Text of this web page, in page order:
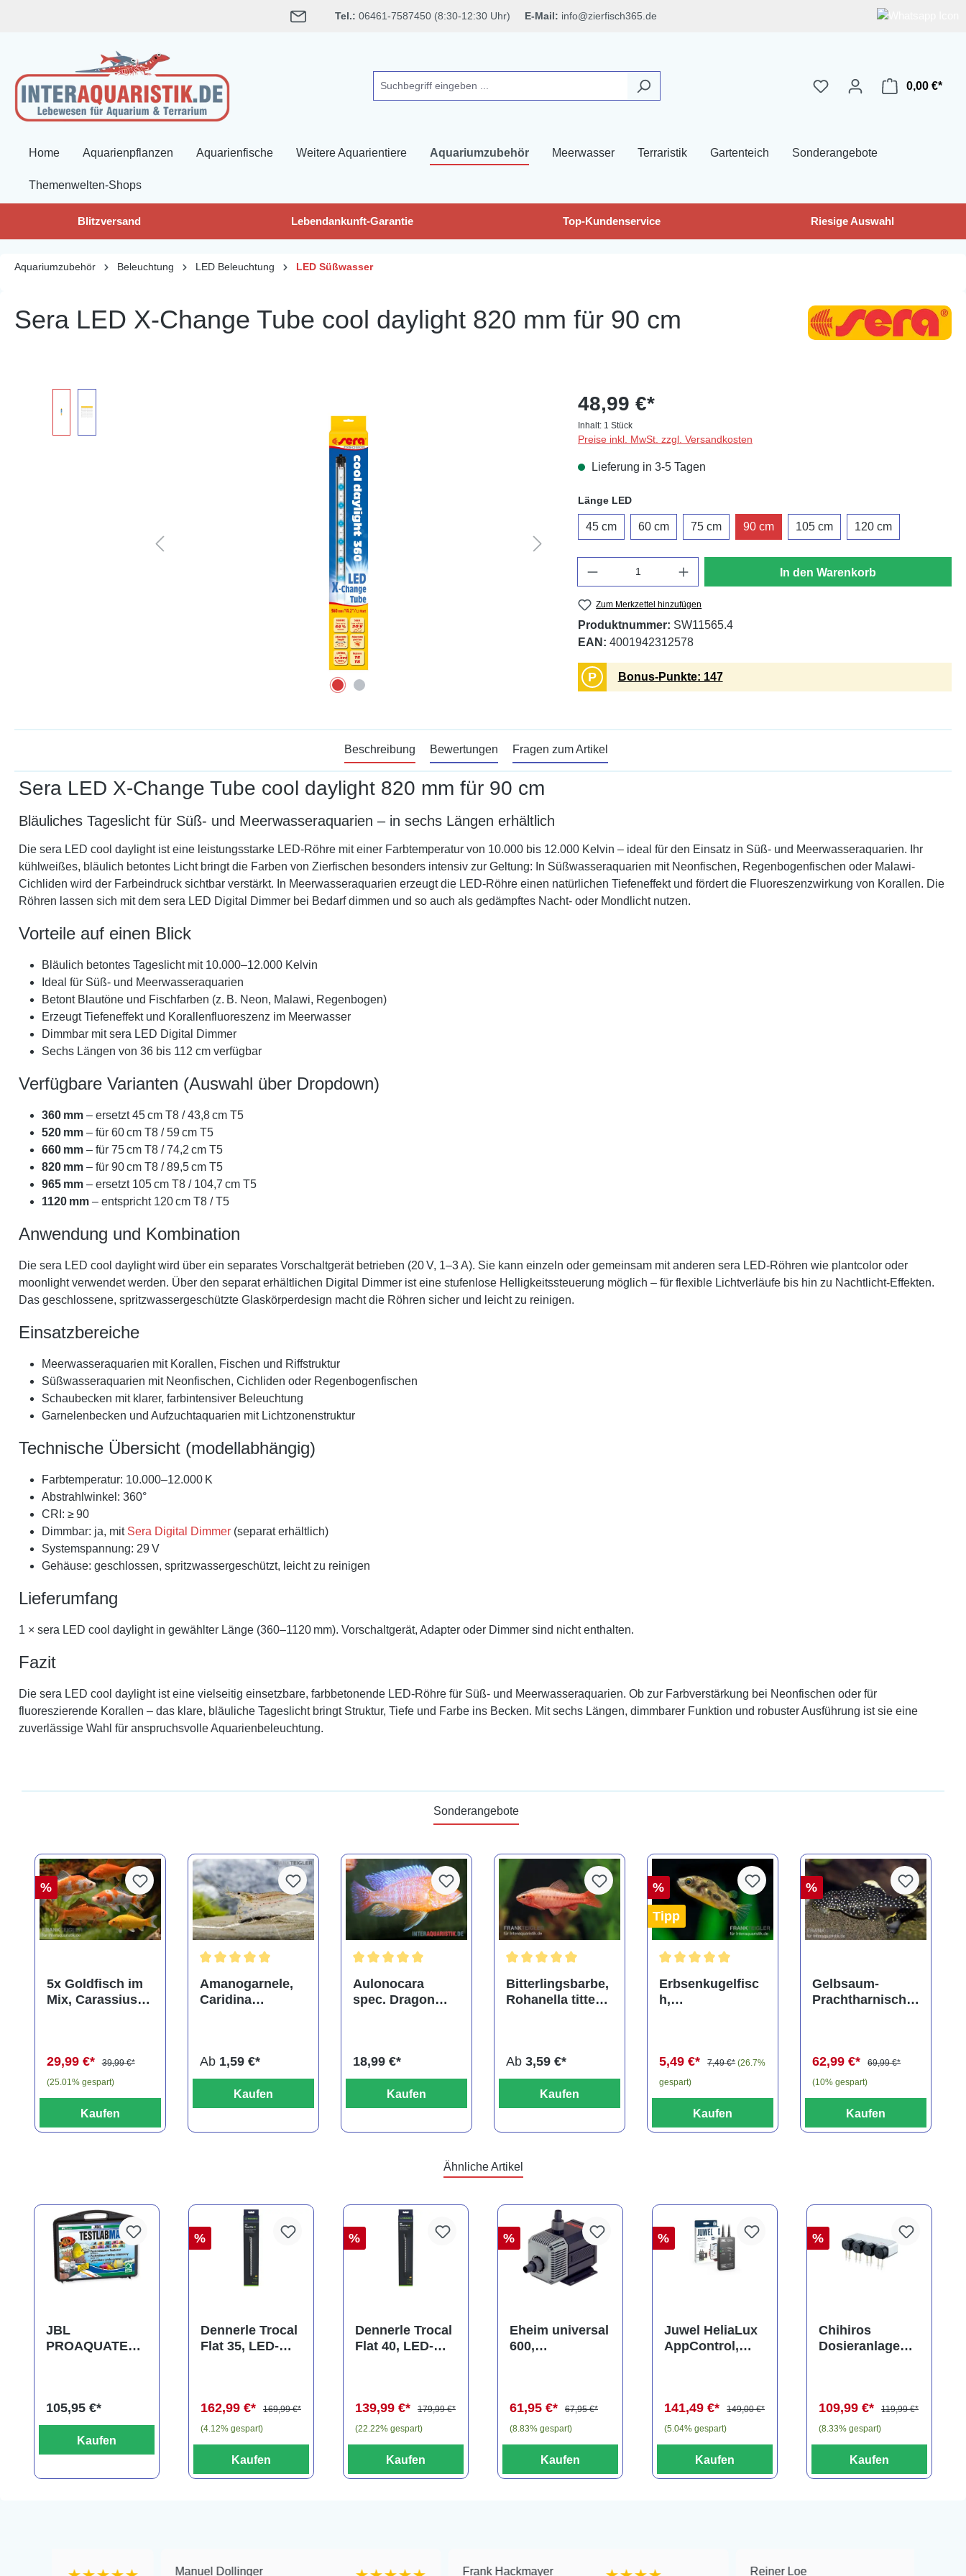
Tel.: 06461-7587450 (8:30-12:30 Uhr) E-Mail: info@zierfisch365.de
0,00 €*
Home Aquarienpflanzen Aquarienfische Weitere Aquarientiere Aquariumzubehör Meerwasser Terraristik Gartenteich Sonderangebote
Themenwelten-Shops
Blitzversand Lebendankunft-Garantie Top-Kundenservice Riesige Auswahl
Aquariumzubehör Beleuchtung LED Beleuchtung LED Süßwasser
Sera LED X-Change Tube cool daylight 820 mm für 90 cm
48,99 €*
Inhalt: 1 Stück
Preise inkl. MwSt. zzgl. Versandkosten
Lieferung in 3-5 Tagen
Länge LEDauswählen
45 cm 60 cm 75 cm 90 cm 105 cm 120 cm
In den Warenkorb
Zum Merkzettel hinzufügen
Produktnummer: SW11565.4
EAN: 4001942312578
P Bonus-Punkte: 147
Beschreibung Bewertungen Fragen zum Artikel
Sera LED X-Change Tube cool daylight 820 mm für 90 cm
Bläuliches Tageslicht für Süß- und Meerwasseraquarien – in sechs Längen erhältlich
Die sera LED cool daylight ist eine leistungsstarke LED-Röhre mit einer Farbtemperatur von 10.000 bis 12.000 Kelvin – ideal für den Einsatz in Süß- und Meerwasseraquarien. Ihr
kühlweißes, bläulich betontes Licht bringt die Farben von Zierfischen besonders intensiv zur Geltung: In Süßwasseraquarien mit Neonfischen, Regenbogenfischen oder Malawi-
Cichliden wird der Farbeindruck sichtbar verstärkt. In Meerwasseraquarien erzeugt die LED-Röhre einen natürlichen Tiefeneffekt und fördert die Fluoreszenzwirkung von Korallen. Die
Röhren lassen sich mit dem sera LED Digital Dimmer bei Bedarf dimmen und so auch als gedämpftes Nacht- oder Mondlicht nutzen.
Vorteile auf einen Blick
Bläulich betontes Tageslicht mit 10.000–12.000 Kelvin
Ideal für Süß- und Meerwasseraquarien
Betont Blautöne und Fischfarben (z. B. Neon, Malawi, Regenbogen)
Erzeugt Tiefeneffekt und Korallenfluoreszenz im Meerwasser
Dimmbar mit sera LED Digital Dimmer
Sechs Längen von 36 bis 112 cm verfügbar
Verfügbare Varianten (Auswahl über Dropdown)
360 mm – ersetzt 45 cm T8 / 43,8 cm T5
520 mm – für 60 cm T8 / 59 cm T5
660 mm – für 75 cm T8 / 74,2 cm T5
820 mm – für 90 cm T8 / 89,5 cm T5
965 mm – ersetzt 105 cm T8 / 104,7 cm T5
1120 mm – entspricht 120 cm T8 / T5
Anwendung und Kombination
Die sera LED cool daylight wird über ein separates Vorschaltgerät betrieben (20 V, 1–3 A). Sie kann einzeln oder gemeinsam mit anderen sera LED-Röhren wie plantcolor oder
moonlight verwendet werden. Über den separat erhältlichen Digital Dimmer ist eine stufenlose Helligkeitssteuerung möglich – für flexible Lichtverläufe bis hin zu Nachtlicht-Effekten.
Das geschlossene, spritzwassergeschützte Glaskörperdesign macht die Röhren sicher und leicht zu reinigen.
Einsatzbereiche
Meerwasseraquarien mit Korallen, Fischen und Riffstruktur
Süßwasseraquarien mit Neonfischen, Cichliden oder Regenbogenfischen
Schaubecken mit klarer, farbintensiver Beleuchtung
Garnelenbecken und Aufzuchtaquarien mit Lichtzonenstruktur
Technische Übersicht (modellabhängig)
Farbtemperatur: 10.000–12.000 K
Abstrahlwinkel: 360°
CRI: ≥ 90
Dimmbar: ja, mit Sera Digital Dimmer (separat erhältlich)
Systemspannung: 29 V
Gehäuse: geschlossen, spritzwassergeschützt, leicht zu reinigen
Lieferumfang
1 × sera LED cool daylight in gewählter Länge (360–1120 mm). Vorschaltgerät, Adapter oder Dimmer sind nicht enthalten.
Fazit
Die sera LED cool daylight ist eine vielseitig einsetzbare, farbbetonende LED-Röhre für Süß- und Meerwasseraquarien. Ob zur Farbverstärkung bei Neonfischen oder für
fluoreszierende Korallen – das klare, bläuliche Tageslicht bringt Struktur, Tiefe und Farbe ins Becken. Mit sechs Längen, dimmbarer Funktion und robuster Ausführung ist sie eine
zuverlässige Wahl für anspruchsvolle Aquarienbeleuchtung.
Sonderangebote
%
5x Goldfisch im
Mix, Carassius
29,99 €*
39,99 €*
(25.01% gespart)
Kaufen
Amanogarnele,
Caridina
Ab 1,59 €*
Kaufen
Aulonocara
spec. Dragon
18,99 €*
Kaufen
Bitterlingsbarbe,
Rohanella titteya,
Ab 3,59 €*
Kaufen
%
Tipp
Erbsenkugelfisc
h,
5,49 €*
7,49 €* (26.7%
gespart)
Kaufen
%
Gelbsaum-
Prachtharnischw
62,99 €*
69,99 €*
(10% gespart)
Kaufen
Ähnliche Artikel
JBL
PROAQUATEST
Meerwasser
105,95 €*
Kaufen
%
Dennerle Trocal
Flat 35, LED-
162,99 €*
169,99 €*
(4.12% gespart)
Kaufen
%
Dennerle Trocal
Flat 40, LED-
139,99 €*
179,99 €*
(22.22% gespart)
Kaufen
%
Eheim universal
600,
61,95 €*
67,95 €*
(8.83% gespart)
Kaufen
%
Juwel HeliaLux
AppControl,
141,49 €*
149,00 €*
(5.04% gespart)
Kaufen
%
Chihiros
Dosieranlage
109,99 €*
119,99 €*
(8.33% gespart)
Kaufen
Manuel Dollinger Frank Hackmayer